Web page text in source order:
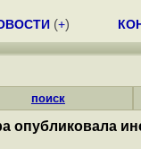
(+)
поиск
опубликовала